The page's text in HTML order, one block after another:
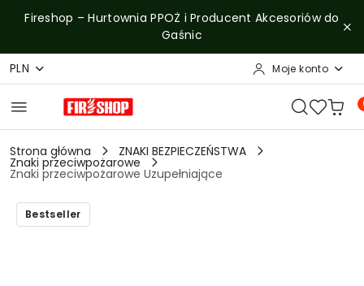
Przejdź do treści głównej
Przejdź do wyszukiwarki
Przejdź do moje konto
Przejdź do menu głównego
Przejdź do opisu produktu
Przejdź do stopki
Fireshop – Hurtownia PPOŻ i Producent Akcesoriów do
Gaśnic
PLN Moje konto
Strona główna ZNAKI BEZPIECZEŃSTWA
Znaki przeciwpożarowe
Znaki przeciwpożarowe Uzupełniające
Bestseller